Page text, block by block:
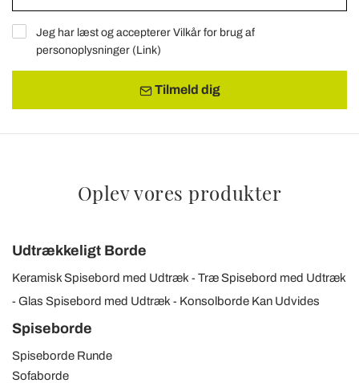
Jeg har læst og accepterer Vilkår for brug af
personoplysninger (Link)
Tilmeld dig
Oplev vores produkter
Udtrækkeligt Borde
Keramisk Spisebord med Udtræk
Træ Spisebord med Udtræk
Glas Spisebord med Udtræk
Konsolborde Kan Udvides
Spiseborde
Spiseborde Runde
Sofaborde